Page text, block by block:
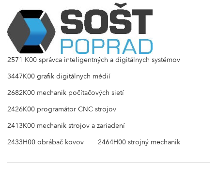
2571 K00 správca inteligentných a digitálnych systémov
3447K00 grafik digitálnych médií
2682K00 mechanik počítačových sietí
2426K00 programátor CNC strojov
2413K00 mechanik strojov a zariadení
2433H00 obrábač kovov
2464H00 strojný mechanik